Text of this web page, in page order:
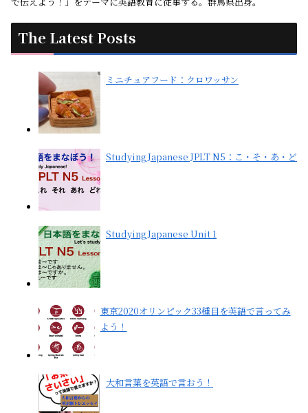
The Latest Posts
ミニチュアフード：クロワッサン
Studying Japanese JPLT N5：こ・そ・あ・ど
Studying Japanese Unit 1
東京2020オリンピック33種目を英語で言ってみ
よう！
大和言葉を英語で言おう！